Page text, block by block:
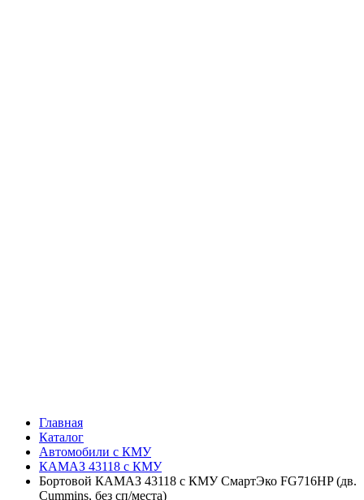
Главная
Каталог
Автомобили с КМУ
КАМАЗ 43118 с КМУ
Бортовой КАМАЗ 43118 с КМУ СмартЭко FG716HP (дв.
Cummins, без сп/места)